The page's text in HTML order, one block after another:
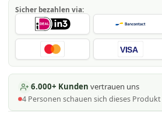
Sicher bezahlen via:
VISA
6.000+ Kunden vertrauen uns
4 Personen schauen sich dieses Produkt